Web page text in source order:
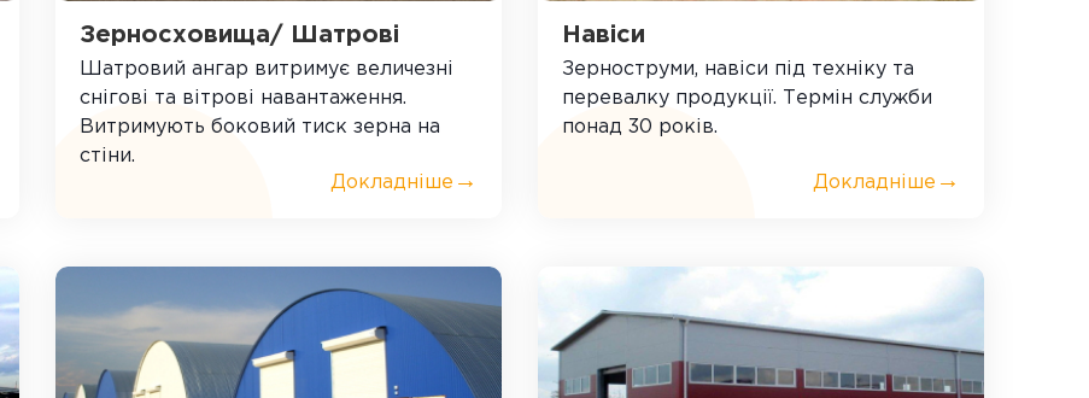
Зерносховища/ Шатрові
Шатровий ангар витримує величезні
снігові та вітрові навантаження.
Витримують боковий тиск зерна на
стіни.
Докладніше →
Навіси
Зерноструми, навіси під техніку та
перевалку продукції. Термін служби
понад 30 років.
Докладніше →